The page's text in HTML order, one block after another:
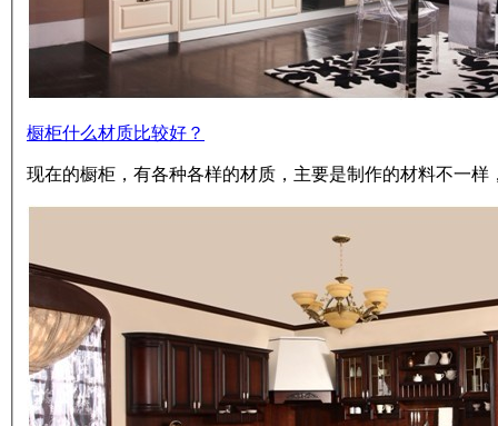
橱柜什么材质比较好？
现在的橱柜，有各种各样的材质，主要是制作的材料不一样